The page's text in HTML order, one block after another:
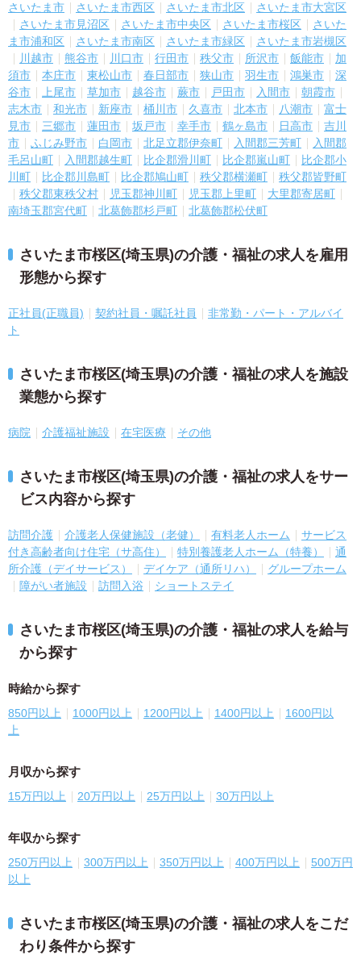
さいたま市 さいたま市西区 さいたま市北区
さいたま市大宮区
さいたま市見沼区
さいたま市中央区 さいたま市桜区
さいた
ま市浦和区
さいたま市南区 さいたま市緑区
さいたま市岩槻区
川越市
熊谷市 川口市 行田市 秩父市 所沢市 飯能市
加
須市
本庄市 東松山市 春日部市 狭山市 羽生市 鴻巣市
深
谷市
上尾市 草加市 越谷市 蕨市 戸田市 入間市
朝霞市
志木市
和光市 新座市 桶川市 久喜市 北本市 八潮市
富士
見市
三郷市 蓮田市 坂戸市 幸手市 鶴ヶ島市 日高市
吉川
市
ふじみ野市 白岡市 北足立郡伊奈町 入間郡三芳町
入間郡
毛呂山町
入間郡越生町 比企郡滑川町 比企郡嵐山町
比企郡小
川町
比企郡川島町 比企郡鳩山町 秩父郡横瀬町
秩父郡皆野町
秩父郡東秩父村
児玉郡神川町 児玉郡上里町
大里郡寄居町
南埼玉郡宮代町
北葛飾郡杉戸町 北葛飾郡松伏町
さいたま市桜区(埼玉県)の介護・福祉の求人を雇用
形態から探す
正社員(正職員) 契約社員・嘱託社員
非常勤・パート・アルバイ
ト
さいたま市桜区(埼玉県)の介護・福祉の求人を施設
業態から探す
病院 介護福祉施設 在宅医療 その他
さいたま市桜区(埼玉県)の介護・福祉の求人をサー
ビス内容から探す
訪問介護 介護老人保健施設（老健） 有料老人ホーム
サービス
付き高齢者向け住宅（サ高住）
特別養護老人ホーム（特養）
通
所介護（デイサービス）
デイケア（通所リハ）
グループホーム
障がい者施設
訪問入浴 ショートステイ
さいたま市桜区(埼玉県)の介護・福祉の求人を給与
から探す
時給から探す
850円以上 1000円以上 1200円以上 1400円以上
1600円以
上
月収から探す
15万円以上 20万円以上 25万円以上 30万円以上
年収から探す
250万円以上 300万円以上 350万円以上 400万円以上
500万円
以上
さいたま市桜区(埼玉県)の介護・福祉の求人をこだ
わり条件から探す